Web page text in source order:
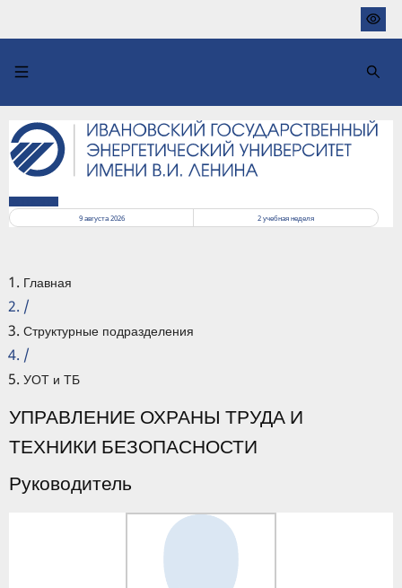
основному
9 августа 2026
2учебная неделя
Главная
/
Структурные подразделения
/
УОТ и ТБ
УПРАВЛЕНИЕ ОХРАНЫ ТРУДА И
ТЕХНИКИ БЕЗОПАСНОСТИ
Руководитель